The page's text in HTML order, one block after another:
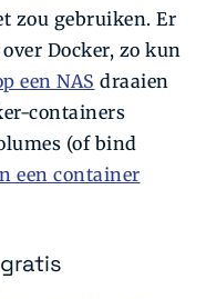
zou gebruiken. Er
Docker, zo kun
een NAS draaien
containers
(of bind
een container